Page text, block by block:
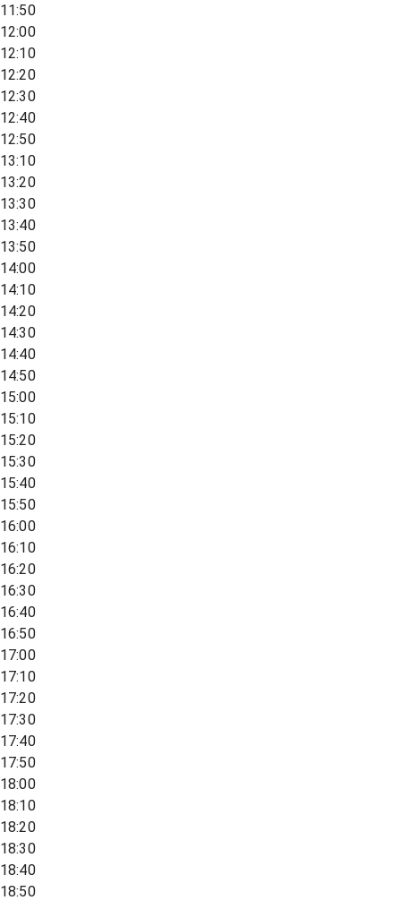
11:50
12:00
12:10
12:20
12:30
12:40
12:50
13:10
13:20
13:30
13:40
13:50
14:00
14:10
14:20
14:30
14:40
14:50
15:00
15:10
15:20
15:30
15:40
15:50
16:00
16:10
16:20
16:30
16:40
16:50
17:00
17:10
17:20
17:30
17:40
17:50
18:00
18:10
18:20
18:30
18:40
18:50